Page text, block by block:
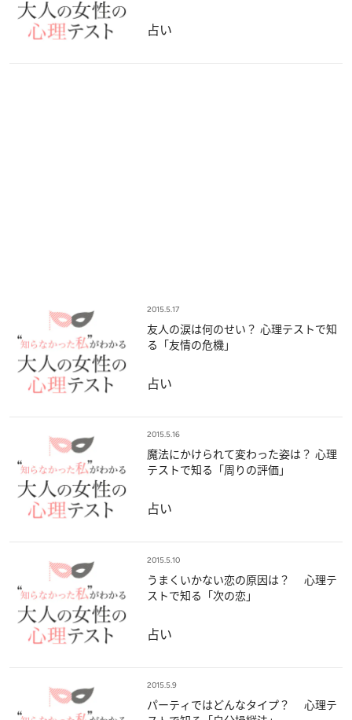
占い
2015.5.17
友人の涙は何のせい？ 心理テストで知
る「友情の危機」
占い
2015.5.16
魔法にかけられて変わった姿は？ 心理
テストで知る「周りの評価」
占い
2015.5.10
うまくいかない恋の原因は？ 心理テ
ストで知る「次の恋」
占い
2015.5.9
パーティではどんなタイプ？ 心理テ